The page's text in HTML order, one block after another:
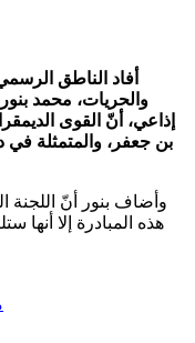
أفاد الناطق
إذاعي، أنّ القوى
بن جعفر، والمتمثلة في
وأضاف بنور أنّ اللجنة
هذه المبادرة إلا